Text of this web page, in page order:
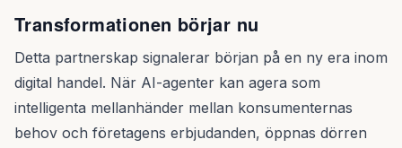
Transformationen börjar nu
Detta partnerskap signalerar början på en ny era inom
digital handel. När AI-agenter kan agera som
intelligenta mellanhänder mellan konsumenternas
behov och företagens erbjudanden, öppnas dörren